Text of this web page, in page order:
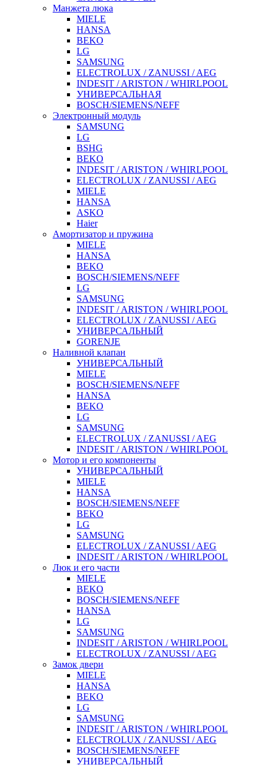
Манжета люка
MIELE
HANSA
BEKO
LG
SAMSUNG
ELECTROLUX / ZANUSSI / AEG
INDESIT / ARISTON / WHIRLPOOL
УНИВЕРСАЛЬНАЯ
BOSCH/SIEMENS/NEFF
Электронный модуль
SAMSUNG
LG
BSHG
BEKO
INDESIT / ARISTON / WHIRLPOOL
ELECTROLUX / ZANUSSI / AEG
MIELE
HANSA
ASKO
Haier
Амортизатор и пружина
MIELE
HANSA
BEKO
BOSCH/SIEMENS/NEFF
LG
SAMSUNG
INDESIT / ARISTON / WHIRLPOOL
ELECTROLUX / ZANUSSI / AEG
УНИВЕРСАЛЬНЫЙ
GORENJE
Наливной клапан
УНИВЕРСАЛЬНЫЙ
MIELE
BOSCH/SIEMENS/NEFF
HANSA
BEKO
LG
SAMSUNG
ELECTROLUX / ZANUSSI / AEG
INDESIT / ARISTON / WHIRLPOOL
Мотор и его компоненты
УНИВЕРСАЛЬНЫЙ
MIELE
HANSA
BOSCH/SIEMENS/NEFF
BEKO
LG
SAMSUNG
ELECTROLUX / ZANUSSI / AEG
INDESIT / ARISTON / WHIRLPOOL
Люк и его части
MIELE
BEKO
BOSCH/SIEMENS/NEFF
HANSA
LG
SAMSUNG
INDESIT / ARISTON / WHIRLPOOL
ELECTROLUX / ZANUSSI / AEG
Замок двери
MIELE
HANSA
BEKO
LG
SAMSUNG
INDESIT / ARISTON / WHIRLPOOL
ELECTROLUX / ZANUSSI / AEG
BOSCH/SIEMENS/NEFF
УНИВЕРСАЛЬНЫЙ